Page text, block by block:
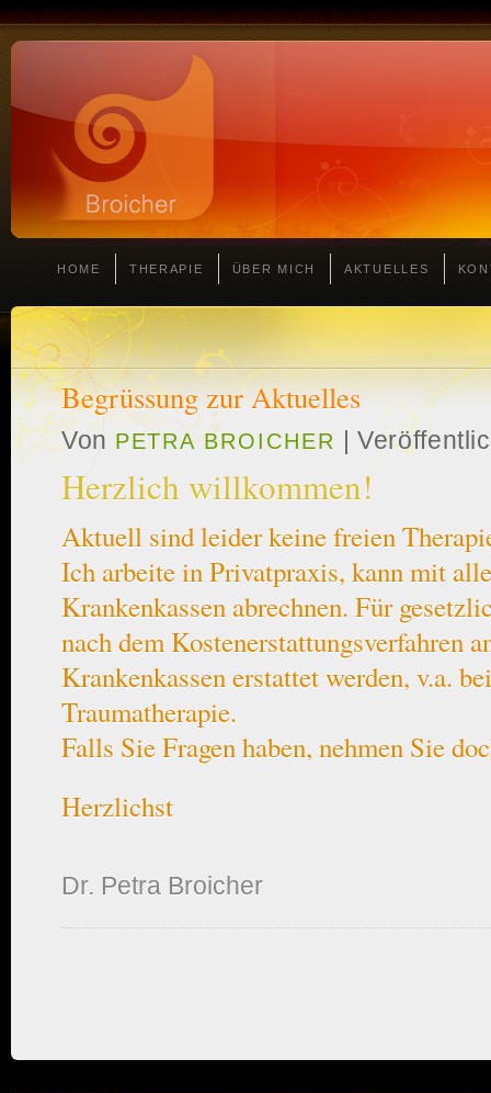
HOME THERAPIE ÜBER MICH AKTUELLES
Begrüssung zur Aktuelles
Von PETRA BROICHER |
Herzlich willkommen!
Aktuell sind leider keine freien
Ich arbeite in Privatpraxis, kann mit
Krankenkassen abrechnen. Für
nach dem Kostenerstattungsverfahren
Krankenkassen erstattet werden, v.a.
Traumatherapie.
Falls Sie Fragen haben, nehmen Sie
Herzlichst
Dr. Petra Broicher